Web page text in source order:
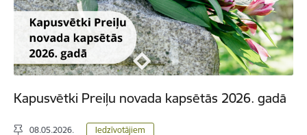
Kapusvētki Preiļu novada kapsētās 2026. gadā
08.05.2026. Iedzīvotājiem